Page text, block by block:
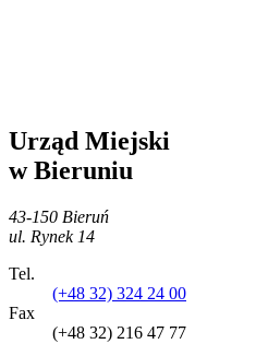
Urząd Miejski
w Bieruniu
43-150 Bieruń
ul. Rynek 14
Tel.
(+48 32) 324 24 00
Fax
(+48 32) 216 47 77